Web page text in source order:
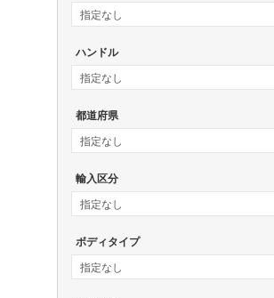
ハンドル
都道府県
輸入区分
ボディタイプ